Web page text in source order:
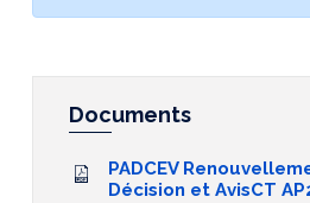
Documents
PADCEV
Décision et AvisCT